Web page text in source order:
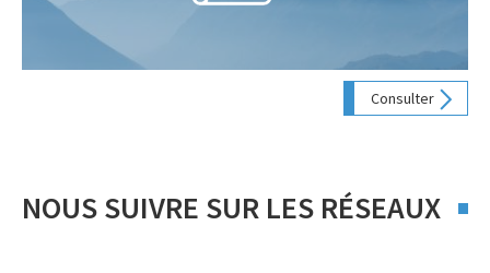
Consulter
NOUS SUIVRE SUR LES RÉSEAUX